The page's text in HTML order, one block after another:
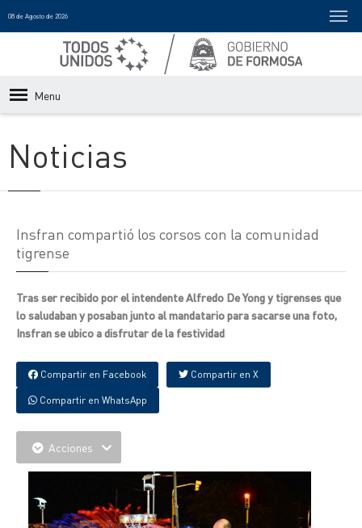
08 de Agosto de 2026
Menu
Noticias
Insfran compartió los corsos con la comunidad
tigrense
Tras ser recibido por el intendente Alfredo De Yong y tigrenses que
lo saludaban y posaban junto al mandatario para sacarse una foto,
Insfran se ubico a disfrutar de la festividad
Compartir en Facebook Compartir en X
Compartir en WhatsApp
Acciones